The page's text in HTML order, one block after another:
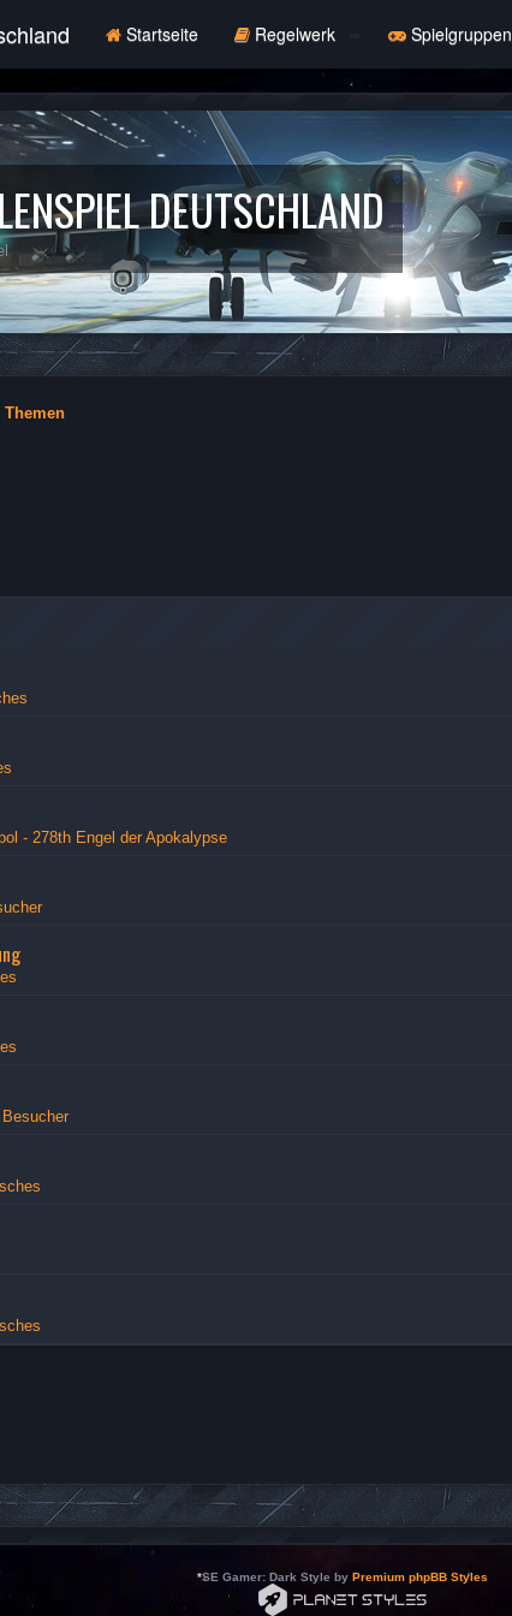
Startseite Regelwerk Spielgruppen
DEUTSCHLAND
Themen
- 278th Engel der Apokalypse
*SE Gamer: Dark Style by Premium phpBB Styles